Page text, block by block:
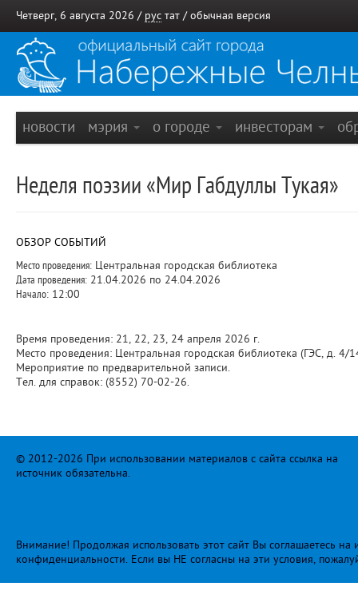
Четверг, 6 августа 2026 / рус тат / обычная версия
новости мэрия о городе инвесторам
Неделя поэзии «Мир Габдуллы Тукая»
ОБЗОР СОБЫТИЙ
Место проведения: Центральная городская библиотека
Дата проведения: 21.04.2026 по 24.04.2026
Начало: 12:00
Время проведения: 21, 22, 23, 24 апреля 2026 г.
Место проведения: Центральная городская библиотека (ГЭС, д. 4/
Мероприятие по предварительной записи.
Тел. для справок: (8552) 70-02-26.
© 2012-2026 При использовании материалов с сайта ссылка на
источник обязательна.
Внимание! Продолжая использовать этот сайт Вы соглашаетесь
конфиденциальности. Если вы НЕ согласны на эти условия,